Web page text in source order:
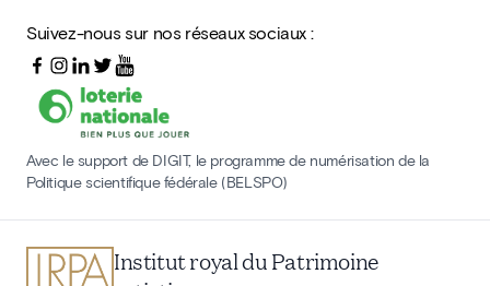
Suivez-nous sur nos réseaux sociaux :
Avec le support de DIGIT, le programme de numérisation de la
Politique scientifique fédérale (BELSPO)
Institut royal du Patrimoine